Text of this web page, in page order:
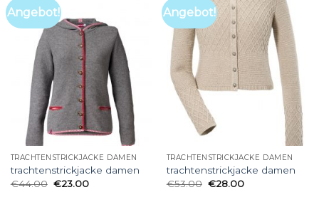
Angebot!
TRACHTENSTRICKJACKE DAMEN
trachtenstrickjacke damen
€44.00 €23.00
Angebot!
TRACHTENSTRICKJACKE DAMEN
trachtenstrickjacke damen
€53.00 €28.00